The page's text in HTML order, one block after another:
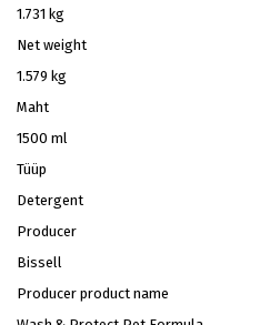
1.731 kg
Net weight
1.579 kg
Maht
1500 ml
Tüüp
Detergent
Producer
Bissell
Producer product name